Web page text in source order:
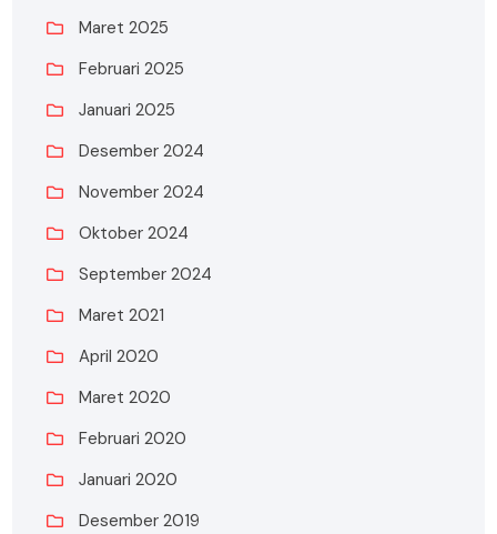
Maret 2025
Februari 2025
Januari 2025
Desember 2024
November 2024
Oktober 2024
September 2024
Maret 2021
April 2020
Maret 2020
Februari 2020
Januari 2020
Desember 2019